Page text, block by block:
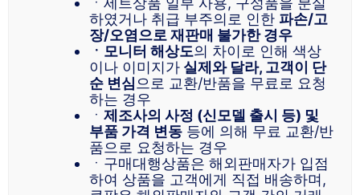
하였거나 취급 부주의로 인한 파손/고
장/오염으로 재판매 불가한 경우
ㆍ모니터 해상도의 차이로 인해 색상
이나 이미지가 실제와 달라, 고객이 단
순 변심으로 교환/반품을 무료로 요청
하는 경우
ㆍ 제조사의 사정 (신모델 출시 등) 및
부품 가격 변동 등에 의해 무료 교환/반
품으로 요청하는 경우
ㆍ구매대행상품은 해외판매자가 입점
하여 상품을 고객에게 직접 배송하며,